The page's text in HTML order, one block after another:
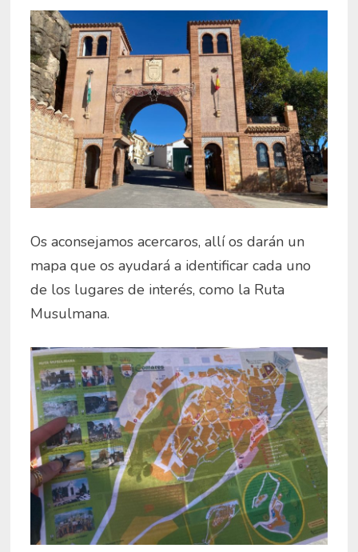
Os aconsejamos acercaros, allí os darán un
mapa que os ayudará a identificar cada uno
de los lugares de interés, como la Ruta
Musulmana.